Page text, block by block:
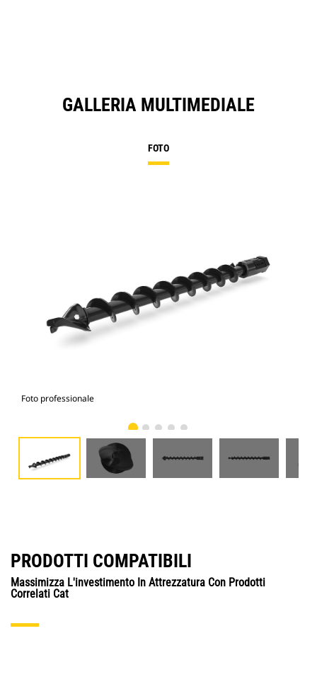
GALLERIA MULTIMEDIALE
FOTO
Foto professionale
PRODOTTI COMPATIBILI
Massimizza L'investimento In Attrezzatura Con Prodotti
Correlati Cat